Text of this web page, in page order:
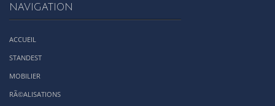
NAVIGATION
ACCUEIL
STANDEST
MOBILIER
RÃ©ALISATIONS